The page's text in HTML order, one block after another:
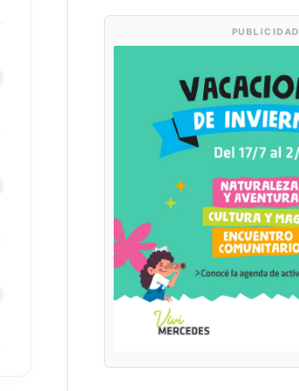
PUBLICIDAD